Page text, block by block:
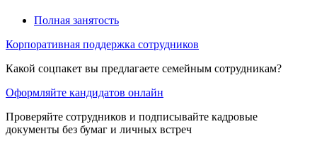
Полная занятость
Корпоративная поддержка сотрудников
Какой соцпакет вы предлагаете семейным сотрудникам?
Оформляйте кандидатов онлайн
Проверяйте сотрудников и подписывайте кадровые
документы без бумаг и личных встреч